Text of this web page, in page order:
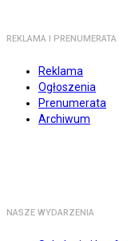
REKLAMA I PRENUMERATA
Reklama
Ogłoszenia
Prenumerata
Archiwum
NASZE WYDARZENIA